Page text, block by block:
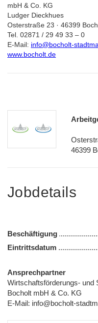
mbH & Co. KG
Ludger Dieckhues
Osterstraße 23 · 46399
Tel. 02871 / 29 49 33 – 0
E-Mail: info@bocholt-
www.bocholt.de
46399
Jobdetails
Beschäftigung
Eintrittsdatum
Ansprechpartner
Wirtschaftsförderungs- und
Bocholt mbH & Co. KG
E-Mail: info@bocholt-